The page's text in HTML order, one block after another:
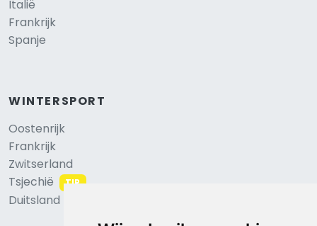
Italië
Frankrijk
Spanje
WINTERSPORT
Oostenrijk
Frankrijk
Zwitserland
Tsjechië
TIP
Duitsland